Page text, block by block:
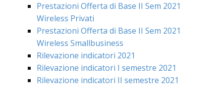
Prestazioni Offerta di Base II Sem 2021
Wireless Privati
Prestazioni Offerta di Base II Sem 2021
Wireless Smallbusiness
Rilevazione indicatori 2021
Rilevazione indicatori I semestre 2021
Rilevazione indicatori II semestre 2021